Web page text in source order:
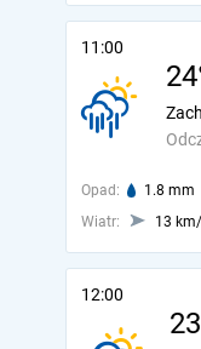
11:00
Opad: 1.8 mm
Wiatr:
13
12:00